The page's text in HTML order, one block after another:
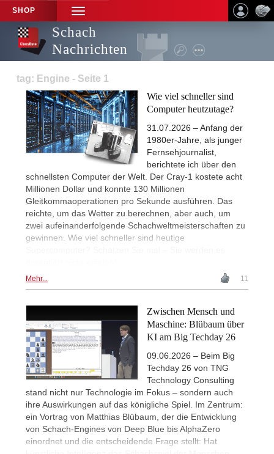
SHOP
TOGGLE
NAVIGATION
Schach
Nachrichten
tag: Engine - Seite 1
Wie viel schneller sind
Computer heutzutage?
31.07.2026 – Anfang der
1980er-Jahre, als junger
Fernsehjournalist,
berichtete ich über den
schnellsten Computer der Welt. Der Cray-1 kostete acht
Millionen Dollar und konnte 130 Millionen
Gleitkommaoperationen pro Sekunde ausführen. Das
reichte, um das Wetter zu berechnen, aber auch, um
zwei aufeinanderfolgende Schachweltmeisterschaften zu
gewinnen. Wie viel schneller sind heutige
Mehr... 11
Zwischen Mensch und
Maschine: Blübaum über
KI am Big Techday 26
09.06.2026 – Beim Big
Techday 26 von TNG
Technology Consulting
stand nicht nur Technologie im Fokus – sondern auch
ihre Auswirkungen auf das königliche Spiel. Im Zentrum:
ein Vortrag von Matthias Blübaum, der die Entwicklung
von Schach-Engines von Deep Blue bis AlphaZero
einordnet und die entscheidende Frage stellt: Hat